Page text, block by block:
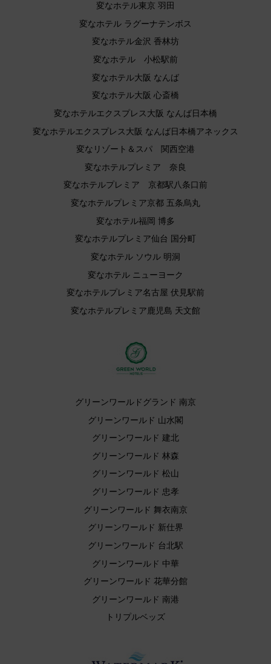
変なホテル東京 羽田
変なホテル ラグーナテンボス
変なホテル金沢 香林坊
変なホテル 小松駅前
変なホテル大阪 なんば
変なホテル大阪 心斎橋
変なホテルエクスプレス大阪 なんば日本橋
変なホテルエクスプレス大阪 なんば日本橋アネックス
変なリゾート＆スパ 関西空港
変なホテルプレミア 奈良
変なホテルプレミア 京都駅八条口前
変なホテルプレミア京都 五条烏丸
変なホテル福岡 博多
変なホテルプレミア仙台 国分町
変なホテル ソウル 明洞
変なホテル ニューヨーク
変なホテルプレミア名古屋 伏見駅前
変なホテルプレミア鹿児島 天文館
グリーンワールドグランド 南京
グリーンワールド 山水閣
グリーンワールド 建北
グリーンワールド 林森
グリーンワールド 松山
グリーンワールド 忠孝
グリーンワールド 舞衣南京
グリーンワールド 新仕界
グリーンワールド 台北駅
グリーンワールド 中華
グリーンワールド 花華分館
グリーンワールド 南港
トリプルベッズ